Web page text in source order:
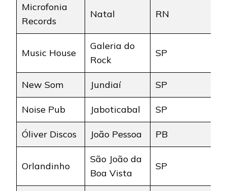
Microfonia
Records
Natal RN
Music House
Galeria do
Rock
SP
New Som Jundiaí SP
Noise Pub Jaboticabal SP
Óliver Discos João Pessoa PB
Orlandinho
São João da
Boa Vista
SP